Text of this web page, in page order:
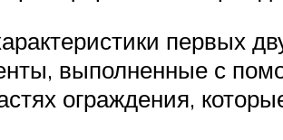
первых
выполненные с
ограждения,